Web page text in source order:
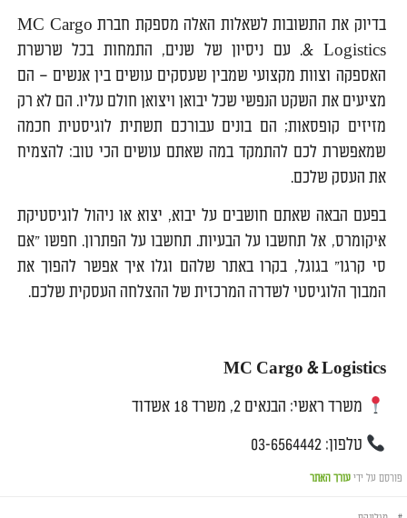
בדיוק את התשובות לשאלות האלה מספקת חברת MC Cargo
& Logistics. עם ניסיון של שנים, התמחות בכל שרשרת
האספקה וצוות מקצועי שמבין שעסקים עושים בין אנשים – הם
מציעים את השקט הנפשי שכל יבואן ויצואן חולם עליו. הם לא רק
מזיזים קופסאות; הם בונים עבורכם תשתית לוגיסטית חכמה
שמאפשרת לכם להתמקד במה שאתם עושים הכי טוב: להצמיח
את העסק שלכם.
בפעם הבאה שאתם חושבים על יבוא, יצוא או ניהול לוגיסטיקת
איקומרס, אל תחשבו על הבעיות. תחשבו על הפתרון. חפשו "אם
סי קרגו" בגוגל, בקרו באתר שלהם וגלו איך אפשר להפוך את
המבוך הלוגיסטי לשדרה המרכזית של ההצלחה העסקית שלכם.
MC Cargo & Logistics
משרד ראשי: הבנאים 2, משרד 18 אשדוד
טלפון: 03-6564442
פורסם על ידי עורך האתר